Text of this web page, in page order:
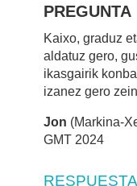
PREGUNTA
Kaixo, graduz
aldatuz gero,
ikasgairik
izanez gero
Jon (Markina-
GMT 2024
RESPUESTA